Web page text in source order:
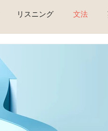
リスニング 文法